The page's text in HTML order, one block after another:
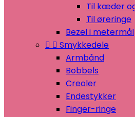
Til kæder
Til øreringe
Bezel i metermål
  Smykkedele
Armbånd
Bobbels
Creoler
Endestykker
Finger-ringe